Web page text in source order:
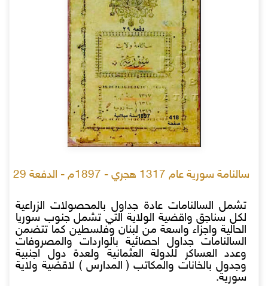
سالنامة سورية عام 1317 هجري - 1897م - الدفعة 29
تشمل السالنامات عادة جداول بالمحصولات الزراعية
لكل سناجق واقضية الولاية التي تشمل جنوب سوريا
الحالية واجزاء واسعة من لبنان وفلسطين كما تتضمن
السالنامات جداول احصائية بالواردات والمصروفات
وعدد العساكر للدولة العثمانية ولعدة دول اجنبية
وجدول بالخانات والمكاتب ( المدارس ) لاقضية ولاية
سورية.